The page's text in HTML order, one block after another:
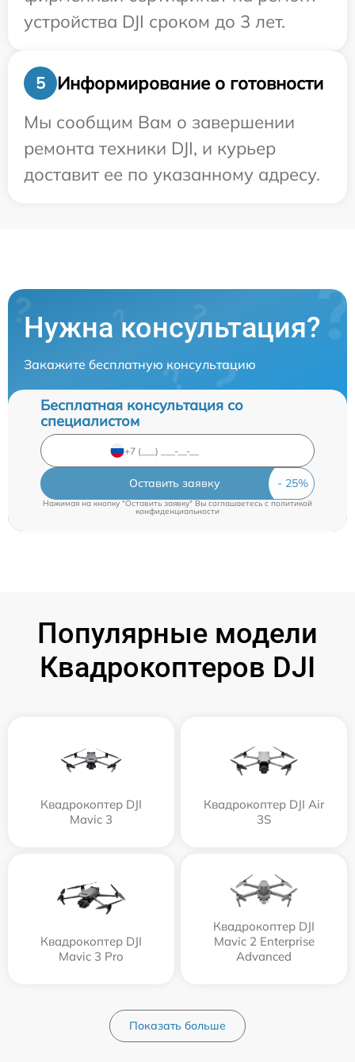
устройства DJI сроком до 3 лет.
5
Информирование о готовности
Мы сообщим Вам о завершении
ремонта техники DJI, и курьер
доставит ее по указанному адресу.
Нужна консультация?
Закажите бесплатную консультацию
Бесплатная консультация со
специалистом
Оставить заявку
Нажимая на кнопку "Оставить заявку" Вы соглашаетесь c политикой
конфиденциальности
Популярные модели
Квадрокоптеров DJI
Квадрокоптер DJI
Mavic 3
Квадрокоптер DJI Air
3S
Квадрокоптер DJI
Mavic 3 Pro
Квадрокоптер DJI
Mavic 2 Enterprise
Advanced
Показать больше